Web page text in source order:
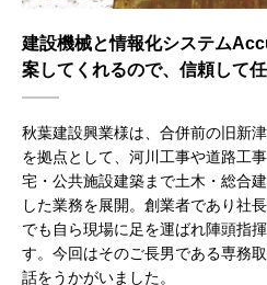
建設機械と情報化システム
案してくれるので、信頼して
秋葉建設興業様は、合併前の旧新
を拠点として、河川工事や道路工
宅・公共施設建築まで土木・総合
した業務を展開。創業者であり社
でも自ら現場に足を運ばれ陣頭指
す。今回はそのご長男である専務
話をうかがいました。